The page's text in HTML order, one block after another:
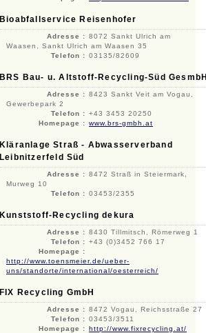
Bioabfallservice Reisenhofer
Adresse : 8072 Sankt Ulrich am
Waasen, Sankt Ulrich am Waasen 35
Telefon : 03135/82609
BRS Bau- u. Altstoff-Recycling-Süd
Adresse : 8423 Sankt Veit am Vogau,
Gewerbepark 2
Telefon : +43 3453 20250
Homepage : www.brs-gmbh.at
Kläranlage Straß - Abwasserverband
Leibnitzerfeld Süd
Adresse : 8472 Straß in Steiermark,
Murweg 10
Telefon : 03453/2355
Kunststoff-Recycling dekura
Adresse : 8430 Tillmitsch, Römerweg 1
Telefon : +43 (0)3452 766 17
Homepage :
http://www.toensmeier.de/ueber-
uns/standorte/international/oesterreich/
FIX Recycling GmbH
Adresse : 8472 Vogau, Reichsstraße 27
Telefon : 03453/3511
Homepage : http://www.fixrecycling.at/